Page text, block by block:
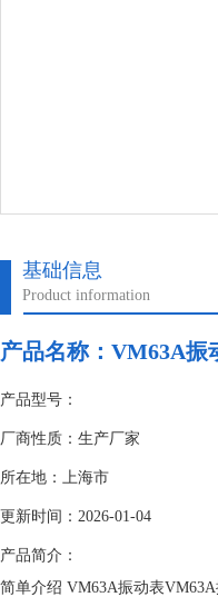
基础信息
Product information
产品名称： VM63A振
产品型号：
厂商性质：生产厂家
所在地：上海市
更新时间：2026-01-04
产品简介：
简单介绍 VM63A振动表